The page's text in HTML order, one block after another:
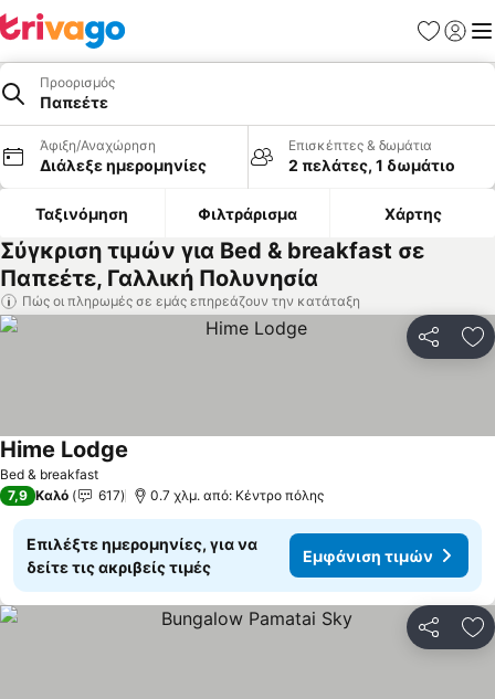
Προορισμός
Παπεέτε
Άφιξη/Αναχώρηση
Διάλεξε ημερομηνίες
Επισκέπτες & δωμάτια
2 πελάτες, 1 δωμάτιο
Ταξινόμηση Φιλτράρισμα Χάρτης
Σύγκριση τιμών για Bed & breakfast σε
Παπεέτε, Γαλλική Πολυνησία
Πώς οι πληρωμές σε εμάς επηρεάζουν την κατάταξη
Bed & breakfast
Hime Lodge
7,9 Καλό 617 0.7 χλμ. από: Κέντρο πόλης
Επιλέξτε ημερομηνίες, για να
δείτε τις ακριβείς τιμές
Εμφάνιση τιμών